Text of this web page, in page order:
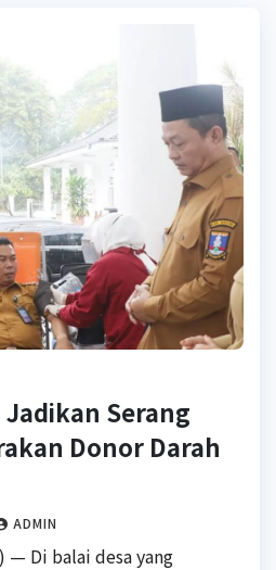
Jadikan Serang
Donor Darah
ADMIN
Di balai desa yang